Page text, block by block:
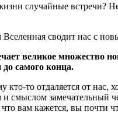
случайные встречи?
великое множество
самого конца.
то отдаляется от нас,
смыслом замечательный
что вам кажется, вы